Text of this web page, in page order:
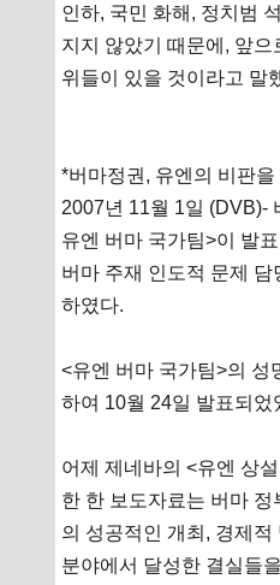
인하, 국민 화해, 정치범
지지 않았기 때문에, 앞으
위들이 있을 것이라고 말
*버마정권, 유엔의 비판
2007년 11월 1일 (DVB)-
유엔 버마 국가팀>이 발
버마 주재 인도적 문제
하였다.
<유엔 버마 국가팀>의 성
하여 10월 24일 발표되었
어제 제네바의 <유엔 상
한 한 보도자료는 버마 정
의 성공적인 개최, 경제적
분야에서 달성한 결실들